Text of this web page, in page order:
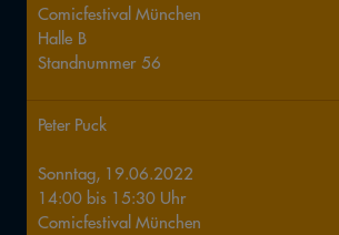
Comicfestival München
Halle B
Standnummer 56
Peter Puck
Sonntag, 19.06.2022
14:00 bis 15:30 Uhr
Comicfestival München